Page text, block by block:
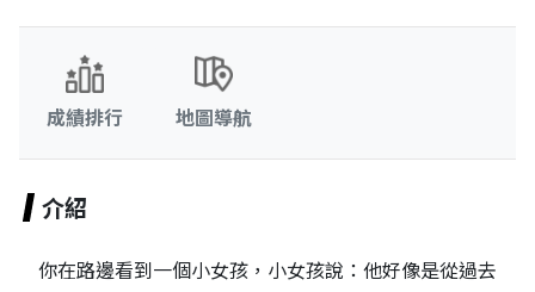
成績排行 地圖導航
介紹
你在路邊看到一個小女孩，小女孩說：他好像是從過去